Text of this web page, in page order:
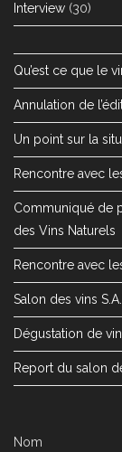
Interview (30)
Qu’est ce que le
Annulation de
Un point sur la
Rencontre avec
Communiqué de
des Vins Naturels
Rencontre avec
Salon des vins
Dégustation de
Report du salon
Nom